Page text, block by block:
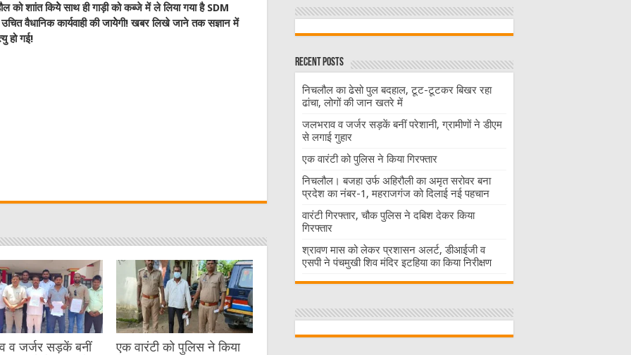
को शाांत कियेे साथ ही गाड़ी को कब्जे में ले लिया गया है SDM
वैधानिक कार्यवाही की जायेेगी! खबर लिखे जाने तक सज्ञान में
हो गई!
व जर्जर सड़कें बनीं
एक वारंटी को पुलिस ने किया
Recent Posts
निचलौल का ढेसो पुल बदहाल, टूट-टूटकर बिखर रहा
ढांचा, लोगों की जान खतरे में
जलभराव व जर्जर सड़कें बनीं परेशानी, ग्रामीणों ने डीएम
से लगाई गुहार
एक वारंटी को पुलिस ने किया गिरफ्तार
निचलौल। बजहा उर्फ अहिरौली का अमृत सरोवर बना
प्रदेश का नंबर-1, महराजगंज को दिलाई नई पहचान
वारंटी गिरफ्तार, चौक पुलिस ने दबिश देकर किया
गिरफ्तार
श्रावण मास को लेकर प्रशासन अलर्ट, डीआईजी व
एसपी ने पंचमुखी शिव मंदिर इटहिया का किया निरीक्षण